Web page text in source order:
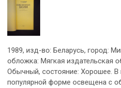
1989, изд-во: Беларусь, город:
обложка: Мягкая издательская
Обычный, состояние: Хорошее. В
популярной форме освещена с